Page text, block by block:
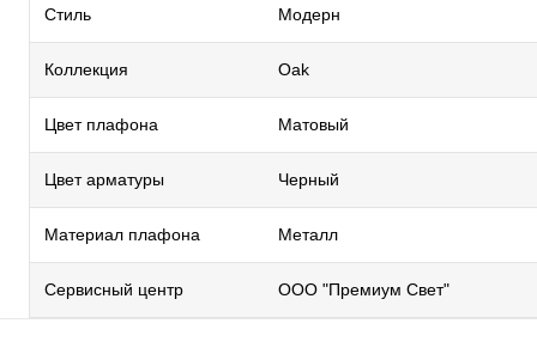
Стиль Модерн
Коллекция Oak
Цвет плафона Матовый
Цвет арматуры Черный
Материал плафона Металл
Сервисный центр ООО "Премиум Свет"